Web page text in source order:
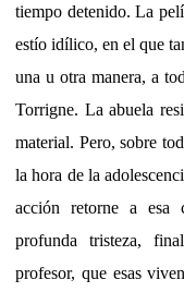
tiempo detenido. La
estío idílico, en el que
una u otra manera, a
Torrigne. La abuela
material. Pero, sobre
la hora de la
acción retorne a esa
profunda tristeza,
profesor, que esas